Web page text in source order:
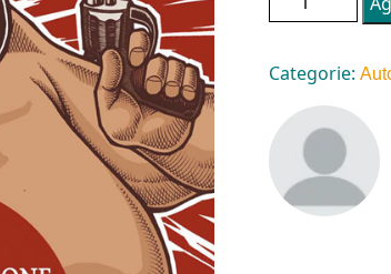
Categorie: